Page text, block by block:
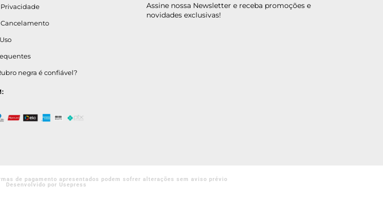
negra é confiável?
Assine nossa Newsletter e receba promoções e
novidades exclusivas!
de pagamento apresentados podem sofrer alterações sem aviso prévio
Desenvolvido por Usepress